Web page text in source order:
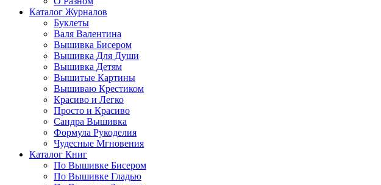
Каталог Журналов
Буклеты
Валя Валентина
Вышивка Бисером
Вышивка Для Души
Вышивка Детям
Вышитые Картины
Вышиваю Крестиком
Красиво и Легко
Просто и Красиво
Сандра Вышивка
Формула Рукоделия
Чудесные Мгновения
Каталог Книг
По Вышивке Бисером
По Вышивке Гладью